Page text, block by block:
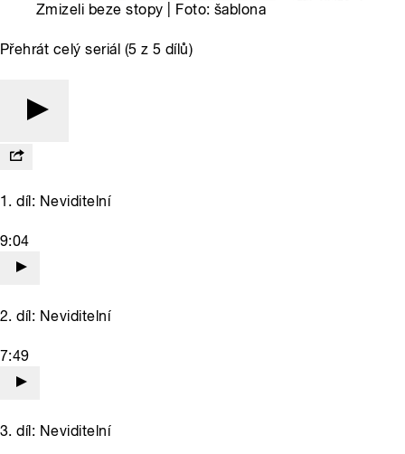
Zmizeli beze stopy | Foto: šablona
Přehrát celý seriál (5 z 5 dílů)
1. díl: Neviditelní
9:04
2. díl: Neviditelní
7:49
3. díl: Neviditelní